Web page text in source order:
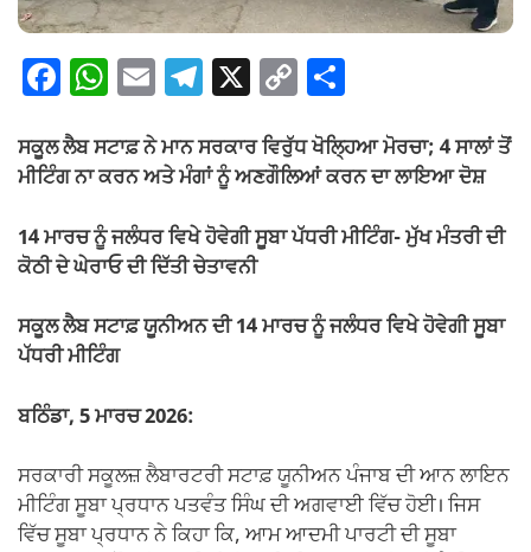
F
c
e
b
o
o
k
W
at
s
A
p
E
ail
T
e
gr
a
m
X C
p
y
Li
k
ar
e
ਸਕੂਲ ਲੈਬ ਸਟਾਫ਼ ਨੇ ਮਾਨ ਸਰਕਾਰ ਵਿਰੁੱਧ ਖੋਲ੍ਹਿਆ ਮੋਰਚਾ; 4 ਸਾਲਾਂ ਤੋਂ
ਮੀਟਿੰਗ ਨਾ ਕਰਨ ਅਤੇ ਮੰਗਾਂ ਨੂੰ ਅਣਗੌਲਿਆਂ ਕਰਨ ਦਾ ਲਾਇਆ ਦੋਸ਼
14 ਮਾਰਚ ਨੂੰ ਜਲੰਧਰ ਵਿਖੇ ਹੋਵੇਗੀ ਸੂਬਾ ਪੱਧਰੀ ਮੀਟਿੰਗ- ਮੁੱਖ ਮੰਤਰੀ ਦੀ
ਕੋਠੀ ਦੇ ਘੇਰਾਓ ਦੀ ਦਿੱਤੀ ਚੇਤਾਵਨੀ
ਸਕੂਲ ਲੈਬ ਸਟਾਫ਼ ਯੂਨੀਅਨ ਦੀ 14 ਮਾਰਚ ਨੂੰ ਜਲੰਧਰ ਵਿਖੇ ਹੋਵੇਗੀ ਸੂਬਾ
ਪੱਧਰੀ ਮੀਟਿੰਗ
ਬਠਿੰਡਾ, 5 ਮਾਰਚ 2026:
ਸਰਕਾਰੀ ਸਕੂਲਜ਼ ਲੈਬਾਰਟਰੀ ਸਟਾਫ਼ ਯੂਨੀਅਨ ਪੰਜਾਬ ਦੀ ਆਨ ਲਾਇਨ
ਮੀਟਿੰਗ ਸੂਬਾ ਪ੍ਰਧਾਨ ਪਤਵੰਤ ਸਿੰਘ ਦੀ ਅਗਵਾਈ ਵਿੱਚ ਹੋਈ। ਜਿਸ
ਵਿੱਚ ਸੂਬਾ ਪ੍ਰਧਾਨ ਨੇ ਕਿਹਾ ਕਿ, ਆਮ ਆਦਮੀ ਪਾਰਟੀ ਦੀ ਸੂਬਾ